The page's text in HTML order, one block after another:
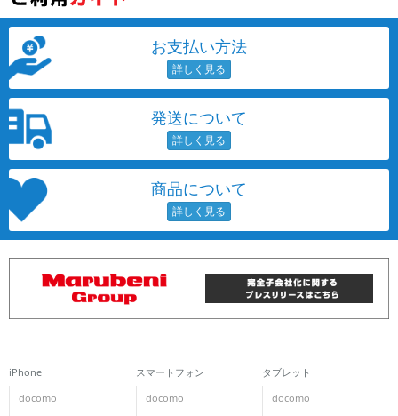
お支払い方法
発送について
商品について
iPhone
docomo
スマートフォン
docomo
タブレット
docomo